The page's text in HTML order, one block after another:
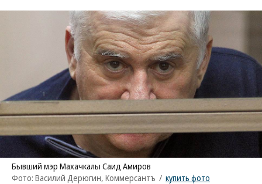
Бывший мэр Махачкалы Саид Амиров
Фото: Василий Дерюгин, Коммерсантъ / купить фото